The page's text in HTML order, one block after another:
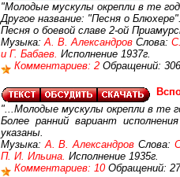
"Молодые мускулы окрепли в те
Другое название: "Песня о
Песня о боевой славе 2-ой
Музыка:А. В. Александров Слова:
и Г. Бабаев. Исполнение 1937г.
Комментариев: 2 Обращений:
"...Молодые мускулы окрепли в те
Более ранний вариант
указаны.
Музыка:А. В. Александров Слова:
П. И. Ильина. Исполнение 1935г.
Комментариев: 10 Обращений: